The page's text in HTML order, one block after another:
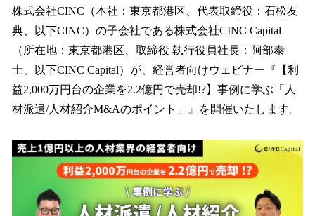
！
を
読
み
込
み
中
す
株式会社CINC（本社：東京都港区、代表取締役：石松友
典、以下CINC）の子会社である株式会社CINC Capital
（所在地：東京都港区、取締役 執行役員社長：阿部泰
士、以下CINC Capital）が、経営者向けウェビナー『【利
益2,000万円台の企業を2.2億円で売却!?】事例に学ぶ「人
材派遣/人材紹介M&Aのポイント」』を開催いたします。